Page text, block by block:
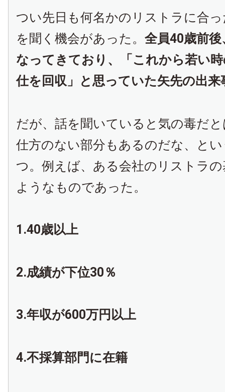
つい先日も何名かのリストラに合
を聞く機会があった。全員40歳前
なってきており、「これから若い
仕を回収」と思っていた矢先の出来
だが、話を聞いていると気の毒だ
仕方のない部分もあるのだな、と
つ。例えば、ある会社のリストラ
ようなものであった。
1.40歳以上
2.成績が下位30％
3.年収が600万円以上
4.不採算部門に在籍